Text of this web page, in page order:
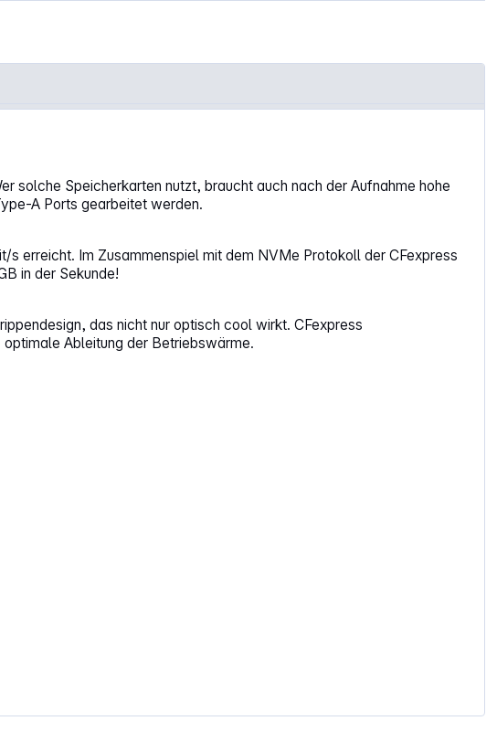
solche Speicherkarten nutzt, braucht auch nach der Aufnahme hohe
A Ports gearbeitet werden.
erreicht. Im Zusammenspiel mit dem NVMe Protokoll der CFexpress
in der Sekunde!
das nicht nur optisch cool wirkt. CFexpress
Ableitung der Betriebswärme.